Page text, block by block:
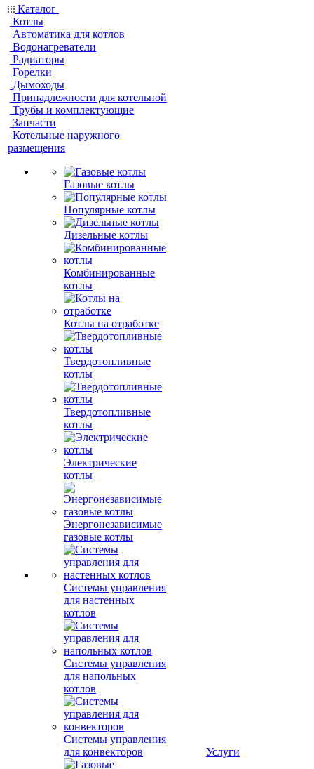
Каталог
Котлы
Автоматика для котлов
Водонагреватели
Радиаторы
Горелки
Дымоходы
Принадлежности для котельной
Трубы и комплектующие
Запчасти
Котельные наружного
размещения
Газовые котлы
Популярные котлы
Дизельные котлы
Комбинированные
котлы
Котлы на отработке
Твердотопливные
котлы
Твердотопливные
котлы
Электрические
котлы
Энергонезависимые
газовые котлы
Системы управления
для настенных
котлов
Системы управления
для напольных
котлов
Системы управления
для конвекторов
Услуги